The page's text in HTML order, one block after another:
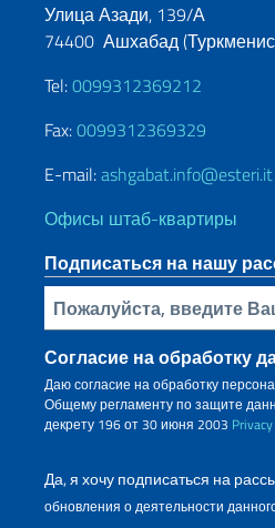
Улица Азади, 139/А
74400 Ашхабад
Tel:0099312369212
Fax:0099312369329
E-mail:ashgabat.info@esteri.it
Офисы штаб-квартиры
Подписаться на нашу
Bставьте свой адрес электронной почты
Согласие на обработку
Даю согласие на обработку
Общему регламенту по защите
декрету 196 от 30 июня 2003 Privacy
Да, я хочу подписаться на
обновления о деятельности